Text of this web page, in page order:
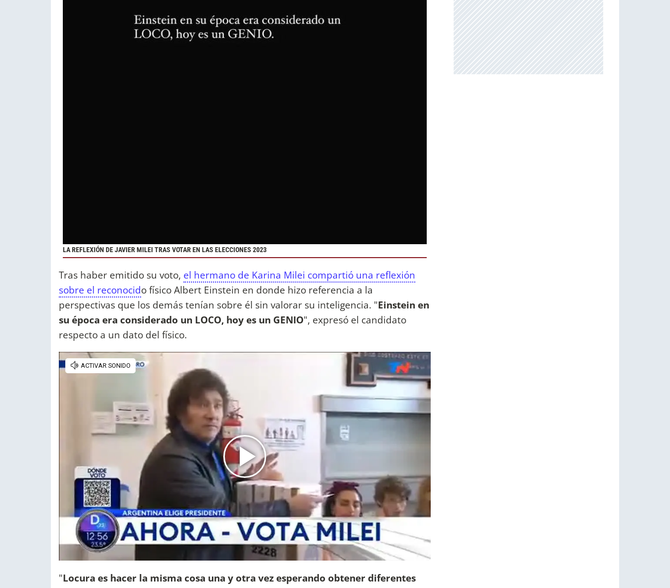
LA REFLEXIÓN DE JAVIER MILEI TRAS VOTAR EN LAS ELECCIONES 2023
Tras haber emitido su voto, el hermano de Karina Milei compartió una reflexión
sobre el reconocido físico Albert Einstein en donde hizo referencia a la
perspectivas que los demás tenían sobre él sin valorar su inteligencia. "Einstein en
su época era considerado un LOCO, hoy es un GENIO", expresó el candidato
respecto a un dato del físico.
"Locura es hacer la misma cosa una y otra vez esperando obtener diferentes